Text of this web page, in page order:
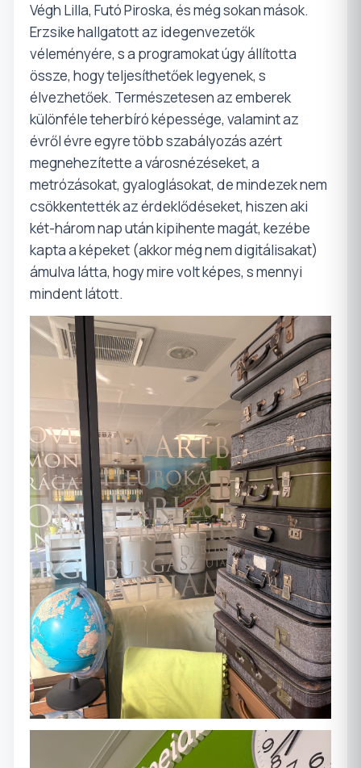
Végh Lilla, Futó Piroska, és még sokan mások.
Erzsike hallgatott az idegenvezetők
véleményére, s a programokat úgy állította
össze, hogy teljesíthetőek legyenek, s
élvezhetőek. Természetesen az emberek
különféle teherbíró képessége, valamint az
évről évre egyre több szabályozás azért
megnehezítette a városnézéseket, a
metrózásokat, gyaloglásokat, de mindezek nem
csökkentették az érdeklődéseket, hiszen aki
két-három nap után kipihente magát, kezébe
kapta a képeket (akkor még nem digitálisakat)
ámulva látta, hogy mire volt képes, s mennyi
mindent látott.